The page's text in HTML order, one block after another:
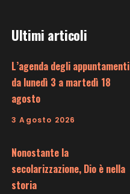
Ultimi articoli
L’agenda degli appuntamenti
da lunedì 3 a martedì 18
agosto
3 Agosto 2026
Nonostante la
secolarizzazione, Dio è nella
storia